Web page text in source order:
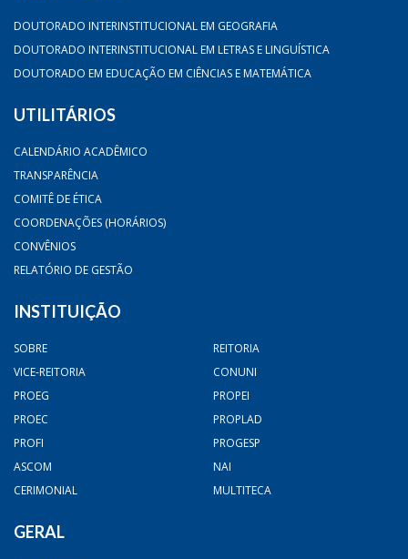
DOUTORADO INTERINSTITUCIONAL EM GEOGRAFIA
DOUTORADO INTERINSTITUCIONAL EM LETRAS E LINGUÍSTICA
DOUTORADO EM EDUCAÇÃO EM CIÊNCIAS E MATEMÁTICA
UTILITÁRIOS
CALENDÁRIO ACADÊMICO
TRANSPARÊNCIA
COMITÊ DE ÉTICA
COORDENAÇÕES (HORÁRIOS)
CONVÊNIOS
RELATÓRIO DE GESTÃO
INSTITUIÇÃO
SOBRE
REITORIA
VICE-REITORIA
CONUNI
PROEG
PROPEI
PROEC
PROPLAD
PROFI
PROGESP
ASCOM
NAI
CERIMONIAL
MULTITECA
GERAL